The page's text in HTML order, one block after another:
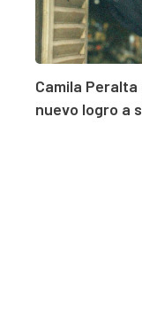
Camila
nuevo logro a